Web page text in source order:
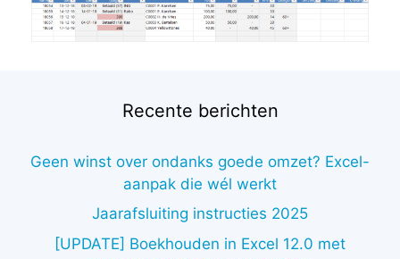
Recente berichten
Geen winst over ondanks goede omzet? Excel-
aanpak die wél werkt
Jaarafsluiting instructies 2025
[UPDATE] Boekhouden in Excel 12.0 met